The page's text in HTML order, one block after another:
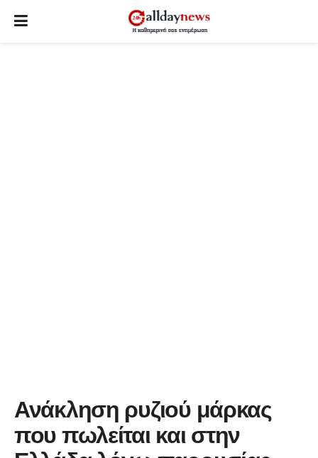
Ανάκληση ρυζιού μάρκας
που πωλείται και στην